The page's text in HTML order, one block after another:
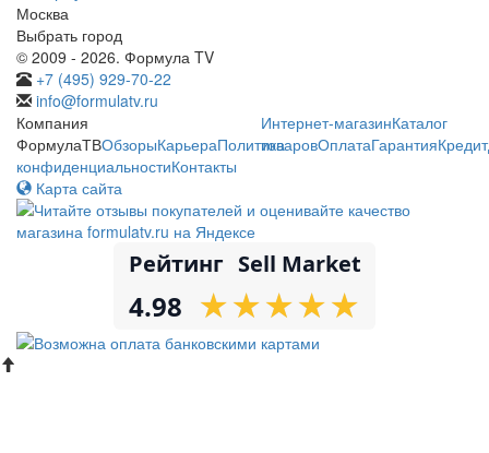
Москва
Выбрать город
© 2009 - 2026. Формула TV
+7 (495) 929-70-22
info@formulatv.ru
Компания
ФормулаТВОбзорыКарьераПолитика
конфиденциальностиКонтакты
Интернет-магазинКаталог
товаровОплатаГарантияКредит
Карта сайта
Рейтинг Sell Market
4.98 ★
★★
★★
★★
★★
★